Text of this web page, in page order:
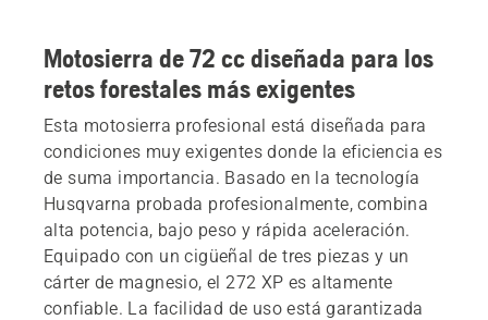
Motosierra de 72 cc diseñada para los
retos forestales más exigentes
Esta motosierra profesional está diseñada para
condiciones muy exigentes donde la eficiencia es
de suma importancia. Basado en la tecnología
Husqvarna probada profesionalmente, combina
alta potencia, bajo peso y rápida aceleración.
Equipado con un cigüeñal de tres piezas y un
cárter de magnesio, el 272 XP es altamente
confiable. La facilidad de uso está garantizada